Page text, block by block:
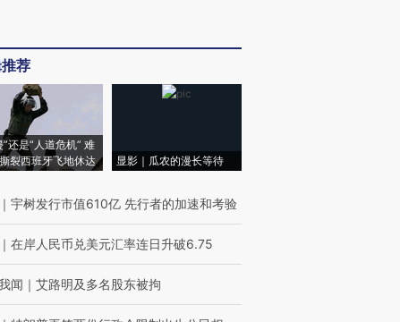
荐
”还是“人道危机” 难
裂西班牙飞地休达
显影｜瓜农的漫长等待
｜ 宇树发行市值610亿 先行者的加速和考验
｜ 在岸人民币兑美元汇率连日升破6.75
闻 ｜ 艾路明及多名股东被拘